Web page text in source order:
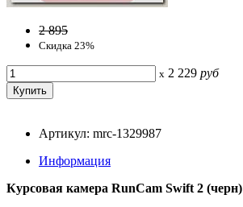
2 895
Скидка 23%
x 2 229 руб
Артикул: mrc-1329987
Информация
Курсовая камера RunCam Swift 2